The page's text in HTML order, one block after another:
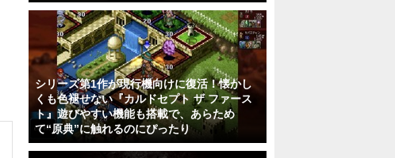
シリーズ第1作が現行機向けに復活！懐かし
くも色褪せない『カルドセプト ザ ファース
ト』遊びやすい機能も搭載で、あらため
て“原典”に触れるのにぴったり